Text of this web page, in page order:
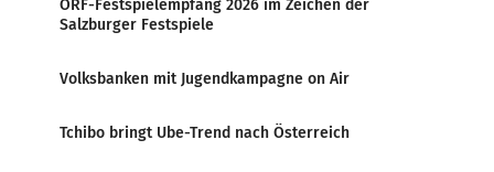
ORF-Festspielempfang 2026 im Zeichen der
Salzburger Festspiele
Volksbanken mit Jugendkampagne on Air
Tchibo bringt Ube-Trend nach Österreich